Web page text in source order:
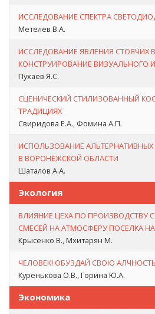
ИССЛЕДОВАНИЕ СПЕКТРА
Метелев В.А.
ИССЛЕДОВАНИЕ ЯВЛЕНИЯ СТОЯЧИХ
КОНСТРУИРОВАНИЕ ВИЗУАЛЬНОГО
Пухаев Я.С.
СЦЕНИЧЕСКИЙ СТИЛИЗОВАННЫЙ
ТРАДИЦИЯХ
Свиридова Е.А., Фомина А.П.
ИСПОЛЬЗОВАНИЕ
В ВОРОНЕЖСКОЙ ОБЛАСТИ
Шаталов А.А.
Экология
ВЛИЯНИЕ ЦЕХА ПО ПРОИЗВОДСТВУ
СМЕСЕЙ НА АТМОСФЕРУ ПОСЕЛКА
Крысенко В., Мхитарян М.
ЧЕЛОВЕК! ОБУЗДАЙ СВОЮ
Куренькова О.В., Горина Ю.А.
Экономика